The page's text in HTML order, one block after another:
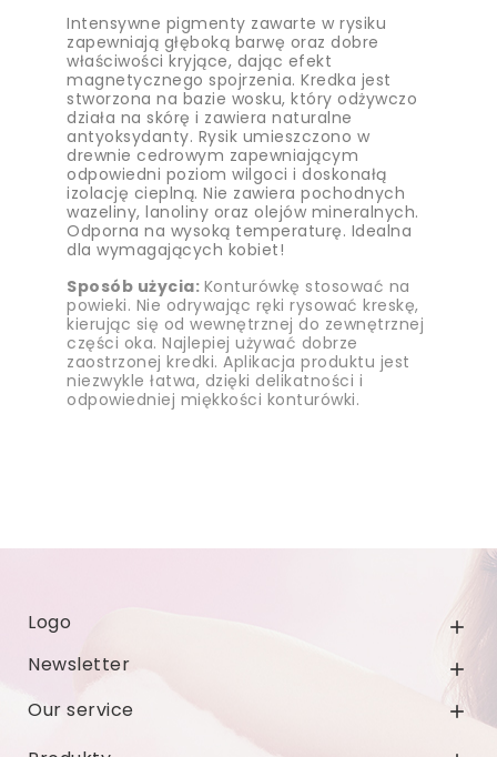
Intensywne pigmenty zawarte w rysiku
zapewniają głęboką barwę oraz dobre
właściwości kryjące, dając efekt
magnetycznego spojrzenia. Kredka jest
stworzona na bazie wosku, który odżywczo
działa na skórę i zawiera naturalne
antyoksydanty. Rysik umieszczono w
drewnie cedrowym zapewniającym
odpowiedni poziom wilgoci i doskonałą
izolację cieplną. Nie zawiera pochodnych
wazeliny, lanoliny oraz olejów mineralnych.
Odporna na wysoką temperaturę. Idealna
dla wymagających kobiet!
Sposób użycia: Konturówkę stosować na
powieki. Nie odrywając ręki rysować kreskę,
kierując się od wewnętrznej do zewnętrznej
części oka. Najlepiej używać dobrze
zaostrzonej kredki. Aplikacja produktu jest
niezwykle łatwa, dzięki delikatności i
odpowiedniej miękkości konturówki.
Logo 
Newsletter 
Our service 